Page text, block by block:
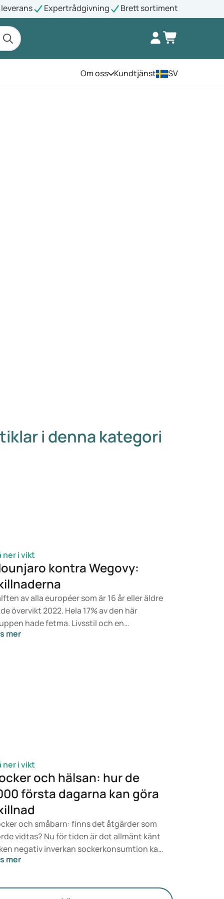
Expertrådgivning Brett sortiment
Om ossÖppna menyn
Kundtjänst SV
i denna kategori
ner i vikt
kontra Wegovy:
av alla européer som är 16 år eller äldre
övervikt 2022. Hela 17% av den här
hade fetma. Livsstil och en
kost är grunden för en hälsosam
mer
ner i vikt
och hälsan: hur de
första dagarna kan göra
och småbarn: finns det åtgärder som
vidtas? Nu för tiden är det allmänt känt
negativ inverkan sockerkonsumtion kan
på ditt hälsotillstånd. Socker finns i många
flitigt utnyttjas av olika
mer